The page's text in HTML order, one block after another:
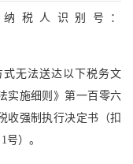
税人识别号：
无法送达以下税务文
实施细则》第一百零六
收强制执行决定书（扣
）。